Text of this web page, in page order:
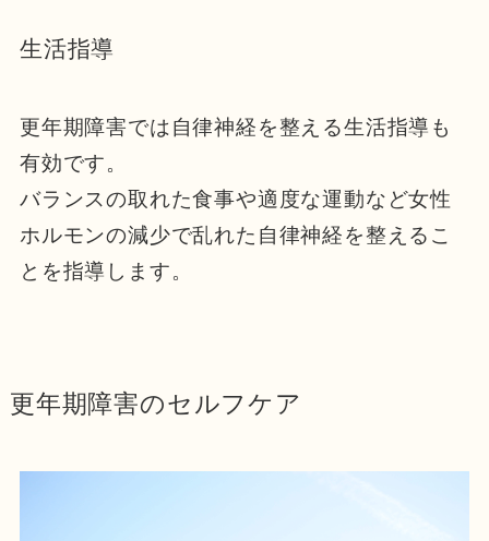
生活指導
更年期障害では自律神経を整える生活指導も
有効です。
バランスの取れた食事や適度な運動など女性
ホルモンの減少で乱れた自律神経を整えるこ
とを指導します。
更年期障害のセルフケア